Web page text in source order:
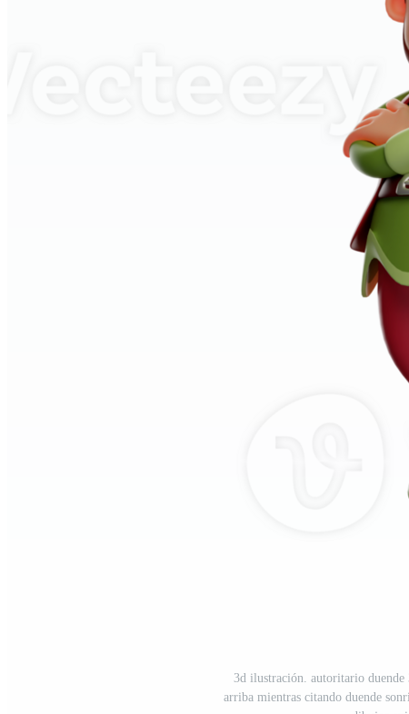
3d ilustración. autoritario duende
arriba mientras citando duende